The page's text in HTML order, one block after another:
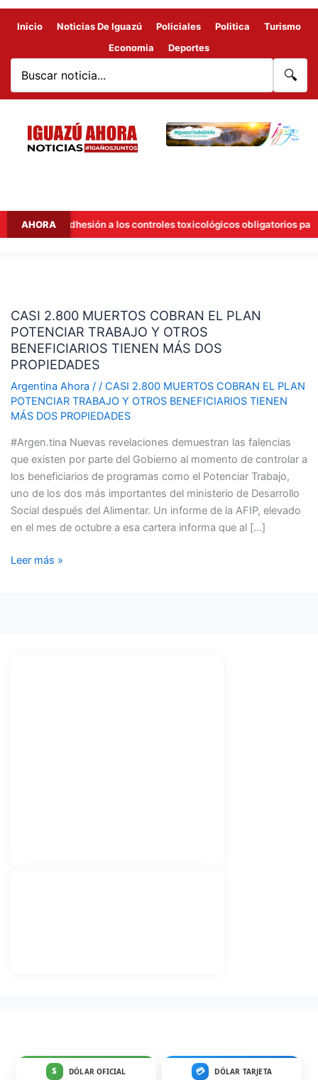
Inicio Noticias De Iguazú Policiales Politica
Turismo
Economia
Deportes
🔍
AHORA
la adhesión a los controles toxicológicos obligatorios para
CASI 2.800 MUERTOS COBRAN EL PLAN
POTENCIAR TRABAJO Y OTROS
BENEFICIARIOS TIENEN MÁS DOS
PROPIEDADES
Argentina Ahora / / CASI 2.800 MUERTOS COBRAN EL PLAN
POTENCIAR TRABAJO Y OTROS BENEFICIARIOS TIENEN
MÁS DOS PROPIEDADES
#Argen.tina Nuevas revelaciones demuestran las falencias
que existen por parte del Gobierno al momento de controlar a
los beneficiarios de programas como el Potenciar Trabajo,
uno de los dos más importantes del ministerio de Desarrollo
Social después del Alimentar. Un informe de la AFIP, elevado
en el mes de octubre a esa cartera informa que al […]
MUERTOS
COBRAN
EL
PLAN
POTENCIAR
TRABAJO
Y
OTROS
BENEFICIARIOS
TIENEN
DOS
PROPIEDADES
Leer más »
$ DÓLAR OFICIAL 💳 DÓLAR TARJETA